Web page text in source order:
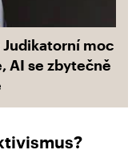
Judikatorní moc
AI se zbytečně